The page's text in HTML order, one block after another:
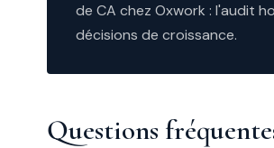
de CA chez Oxwork : l'audit
décisions de croissance.
Questions